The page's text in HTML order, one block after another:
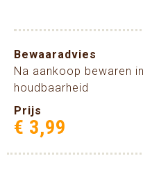
Bewaaradvies
Na aankoop bewaren
houdbaarheid
Prijs
€ 3,99